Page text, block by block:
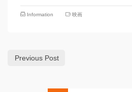
Information 映画
Previous Post